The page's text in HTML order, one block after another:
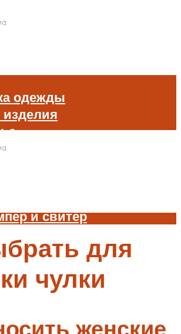
одежды
и свитер
для
чулки